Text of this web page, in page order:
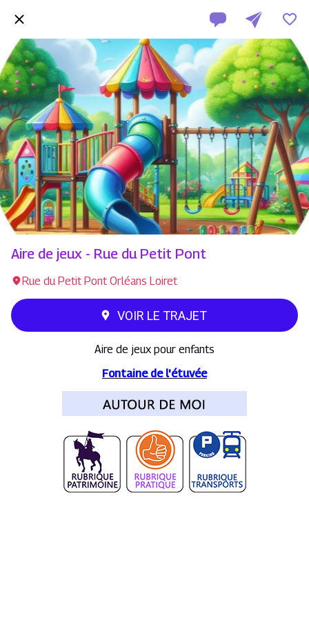
Aire de jeux - Rue du Petit Pont
Rue du Petit Pont Orléans Loiret
VOIR LE TRAJET
Aire de jeux pour enfants
Fontaine de l'étuvée